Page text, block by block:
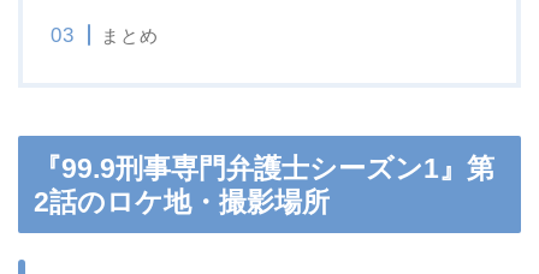
まとめ
『99.9刑事専門弁護士シーズン1』第
2話のロケ地・撮影場所